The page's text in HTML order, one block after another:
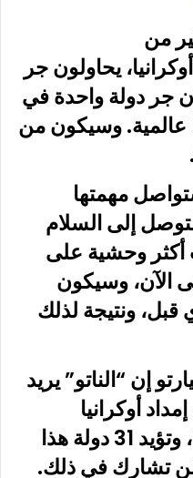
من
يحاولون جر
جر دولة واحدة في
عالمية. وسيكون من
مهمتها
إلى السلام
أكثر وحشية على
الآن، وسيكون
ونتيجة لذلك
إن “الناتو” يريد
أوكرانيا
بالأسلحة وتدريب جنودها، وتؤيد 31 دولة هذا
ولن تشارك في ذلك.